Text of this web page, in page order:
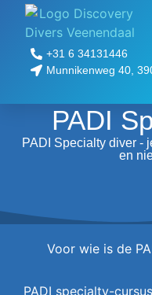
+31 6 34131446
Munnikenweg 40,
PADI
PADI Specialty diver -
en
Voor wie is de
PADI specialty-